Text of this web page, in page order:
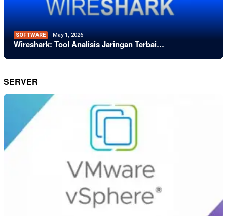
SOFTWARE May 1, 2026
Wireshark: Tool Analisis Jaringan Terbai…
SERVER